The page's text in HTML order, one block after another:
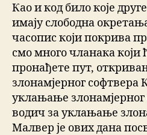
Као и код било које
имају слободна
часопис који покрива
смо много чланака који
пронађете пут,
злонамјерног софтвера
уклањање
водич за уклањање
Малвер је ових дана